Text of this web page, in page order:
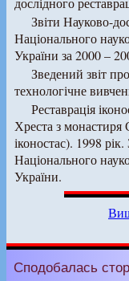
Звіти Науково-
Національного
України за 2000 –
Зведений звіт
технологічне
Реставрація
Хреста з
іконостас). 1998 рік.
Національного
України.
Сподобалась